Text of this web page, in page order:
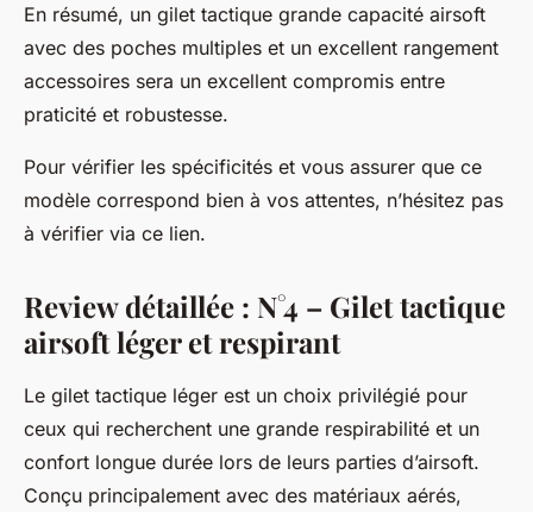
En résumé, un gilet tactique grande capacité airsoft
avec des poches multiples et un excellent rangement
accessoires sera un excellent compromis entre
praticité et robustesse.
Pour vérifier les spécificités et vous assurer que ce
modèle correspond bien à vos attentes, n’hésitez pas
à vérifier via ce lien.
Review détaillée : N°4 – Gilet tactique
airsoft léger et respirant
Le gilet tactique léger est un choix privilégié pour
ceux qui recherchent une grande respirabilité et un
confort longue durée lors de leurs parties d’airsoft.
Conçu principalement avec des matériaux aérés,